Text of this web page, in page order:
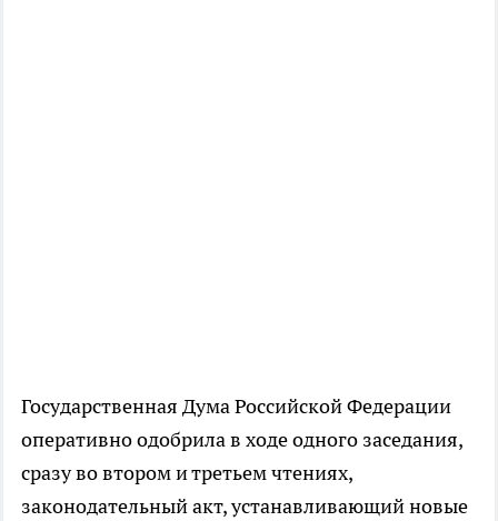
Государственная Дума Российской Федерации
оперативно одобрила в ходе одного заседания,
сразу во втором и третьем чтениях,
законодательный акт, устанавливающий новые